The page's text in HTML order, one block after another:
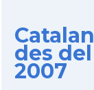
des
2007